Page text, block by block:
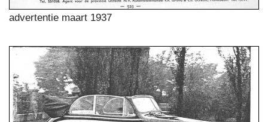
advertentie maart 1937